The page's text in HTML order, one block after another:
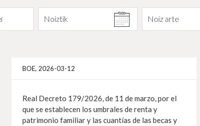
Datarekiko filtratu
Noiztik Noiz arte
Info gehiagoBOE, 2026-03-12
Real Decreto 179/2026, de 11 de marzo, por el
que se establecen los umbrales de renta y
patrimonio familiar y las cuantías de las becas y